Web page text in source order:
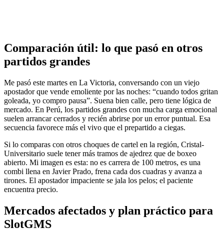
Comparación útil: lo que pasó en otros
partidos grandes
Me pasó este martes en La Victoria, conversando con un viejo
apostador que vende emoliente por las noches: “cuando todos gritan
goleada, yo compro pausa”. Suena bien calle, pero tiene lógica de
mercado. En Perú, los partidos grandes con mucha carga emocional
suelen arrancar cerrados y recién abrirse por un error puntual. Esa
secuencia favorece más el vivo que el prepartido a ciegas.
Si lo comparas con otros choques de cartel en la región, Cristal-
Universitario suele tener más tramos de ajedrez que de boxeo
abierto. Mi imagen es esta: no es carrera de 100 metros, es una
combi llena en Javier Prado, frena cada dos cuadras y avanza a
tirones. El apostador impaciente se jala los pelos; el paciente
encuentra precio.
Mercados afectados y plan práctico para
SlotGMS